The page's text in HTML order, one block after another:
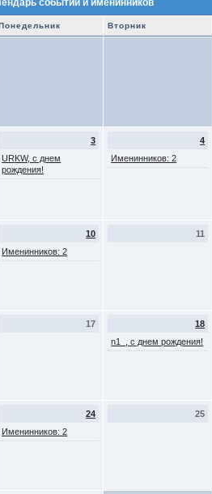
событий и именинников
Вторник
3
URKW, с днем
рождения!
4
Именинников: 2
10
Именинников: 2
11
17
18
n1_, с днем рождения!
24
Именинников: 2
25